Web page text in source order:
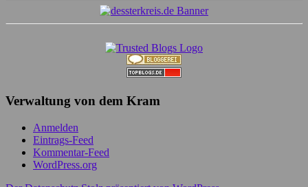
Verwaltung von dem Kram
Anmelden
Eintrags-Feed
Kommentar-Feed
WordPress.org